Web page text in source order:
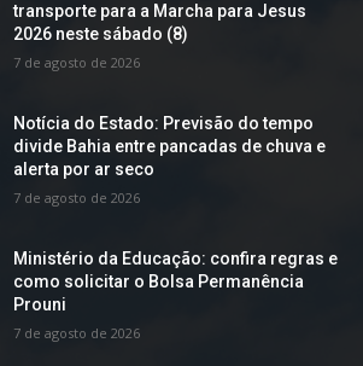
transporte para a Marcha para Jesus
2026 neste sábado (8)
7 de agosto de 2026
Notícia do Estado: Previsão do tempo
divide Bahia entre pancadas de chuva e
alerta por ar seco
7 de agosto de 2026
Ministério da Educação: confira regras e
como solicitar o Bolsa Permanência
Prouni
7 de agosto de 2026